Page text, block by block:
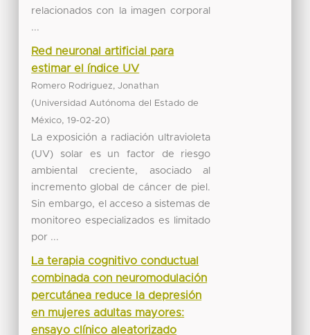
relacionados con la imagen corporal
...
Red neuronal artificial para
estimar el índice UV
Romero Rodriguez, Jonathan
(Universidad Autónoma del Estado de
México,19-02-20)
La exposición a radiación ultravioleta
(UV) solar es un factor de riesgo
ambiental creciente, asociado al
incremento global de cáncer de piel.
Sin embargo, el acceso a sistemas de
monitoreo especializados es limitado
por ...
La terapia cognitivo conductual
combinada con neuromodulación
percutánea reduce la depresión
en mujeres adultas mayores:
ensayo clínico aleatorizado